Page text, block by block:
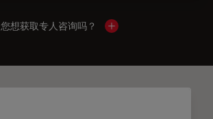
您想获取专人咨询吗？ Show local contacts